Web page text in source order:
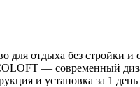
для отдыха без стройки и
— современный
и установка за 1 день